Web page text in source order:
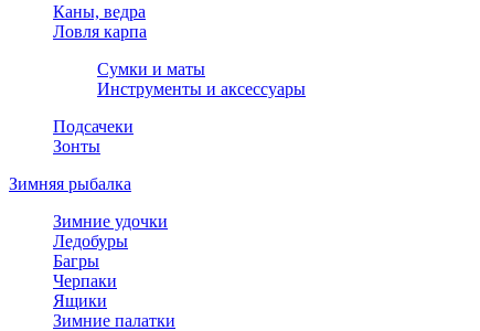
Каны, ведра
Ловля карпа
Сумки и маты
Инструменты и аксессуары
Подсачеки
Зонты
Зимняя рыбалка
Зимние удочки
Ледобуры
Багры
Черпаки
Ящики
Зимние палатки